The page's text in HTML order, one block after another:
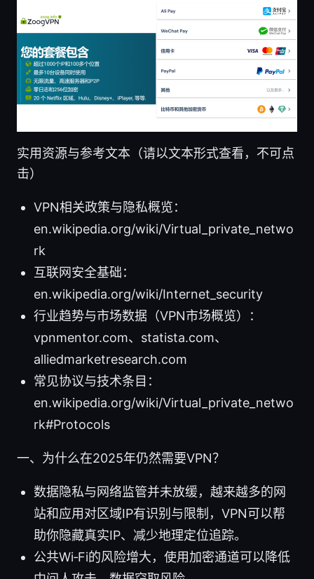
实用资源与参考文本（请以文本形式查看，不可点
击）
VPN相关政策与隐私概览：
en.wikipedia.org/wiki/Virtual_private_netwo
rk
互联网安全基础：
en.wikipedia.org/wiki/Internet_security
行业趋势与市场数据（VPN市场概览）：
vpnmentor.com、statista.com、
alliedmarketresearch.com
常见协议与技术条目：
en.wikipedia.org/wiki/Virtual_private_netwo
rk#Protocols
一、为什么在2025年仍然需要VPN？
数据隐私与网络监管并未放缓，越来越多的网
站和应用对区域IP有识别与限制，VPN可以帮
助你隐藏真实IP、减少地理定位追踪。
公共Wi‑Fi的风险增大，使用加密通道可以降低